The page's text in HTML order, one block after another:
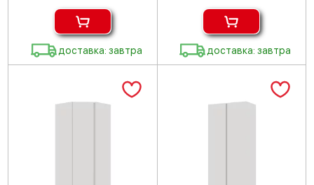
доставка: завтра доставка: завтра